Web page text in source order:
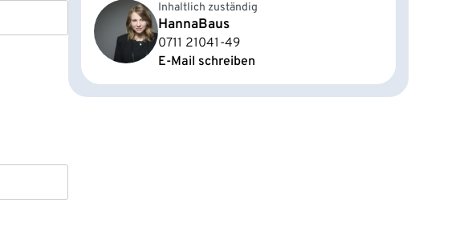
Inhaltlich zuständig
HannaBaus
0711 21041-49
E-Mail schreiben